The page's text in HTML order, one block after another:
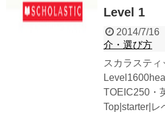
Level 1
2014/7/16
介・選び方
スカラステ
TOEIC250・
Top|starter|レ